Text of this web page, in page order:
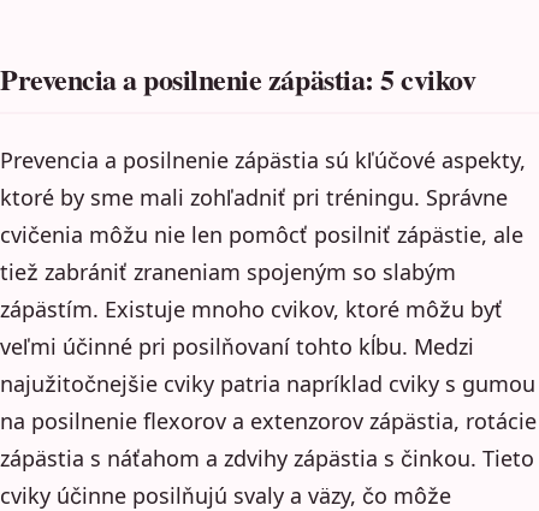
Prevencia a posilnenie zápästia: 5 cvikov
Prevencia a posilnenie zápästia sú kľúčové aspekty,
ktoré by sme mali zohľadniť pri tréningu. Správne
cvičenia môžu nie len pomôcť posilniť zápästie, ale
tiež zabrániť zraneniam spojeným so slabým
zápästím. Existuje mnoho cvikov, ktoré môžu byť
veľmi účinné pri posilňovaní tohto kĺbu. Medzi
najužitočnejšie cviky patria napríklad cviky s gumou
na posilnenie flexorov a extenzorov zápästia, rotácie
zápästia s náťahom a zdvihy zápästia s činkou. Tieto
cviky účinne posilňujú svaly a väzy, čo môže